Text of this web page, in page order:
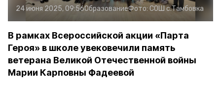
24 июня 2025, 09:56ОбразованиеФото: СОШ с.Тамбовка
В рамках Всероссийской акции «Парта
Героя» в школе увековечили память
ветерана Великой Отечественной войны
Марии Карповны Фадеевой